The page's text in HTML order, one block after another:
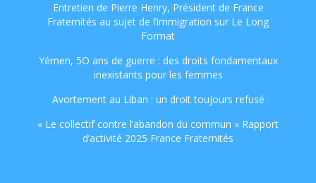
Entretien de Pierre Henry, Président de France
Fraternités au sujet de l’immigration sur Le Long
Format
Yémen, 5O ans de guerre : des droits fondamentaux
inexistants pour les femmes
Avortement au Liban : un droit toujours refusé
« Le collectif contre l’abandon du commun » Rapport
d’activité 2025 France Fraternités